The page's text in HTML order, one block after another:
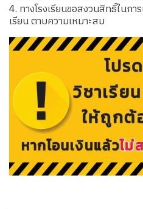
4. ทางโรงเรียนขอสงวนสิทธิ์ในก
เรียน ตามความเหมาะสม